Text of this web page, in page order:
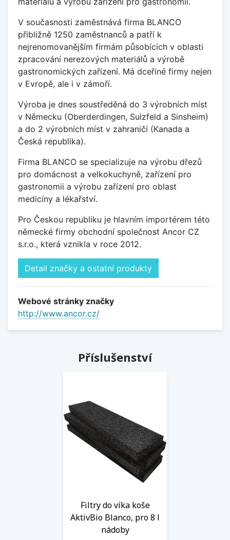
V současnosti zaměstnává firma BLANCO
přibližně 1250 zaměstnanců a patří k
nejrenomovanějším firmám působících v oblasti
zpracování nerezových materiálů a výrobě
gastronomických zařízení. Má dceřiné firmy nejen
v Evropě, ale i v zámoří.
Výroba je dnes soustředěná do 3 výrobních míst
v Německu (Oberderdingen, Sulzfeld a Sinsheim)
a do 2 výrobních míst v zahraničí (Kanada a
Česká republika).
Firma BLANCO se specializuje na výrobu dřezů
pro domácnost a velkokuchyně, zařízení pro
gastronomii a výrobu zařízení pro oblast
medicíny a lékařství.
Pro Českou republiku je hlavním importérem této
německé firmy obchodní společnost Ancor CZ
s.r.o., která vznikla v roce 2012.
Detail značky a ostatní produkty
Webové stránky značky
http://www.ancor.cz/
Příslušenství
Filtry do víka koše
AktivBio Blanco, pro 8 l
nádoby